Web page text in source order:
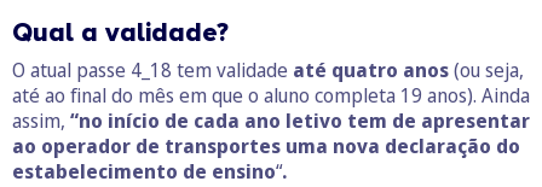
Qual a validade?
O atual passe 4_18 tem validade até quatro anos(ou seja,
até ao final do mês em que o aluno completa 19 anos). Ainda
assim, “no início de cada ano letivo tem de apresentar
ao operador de transportes uma nova declaração do
estabelecimento de ensino“.